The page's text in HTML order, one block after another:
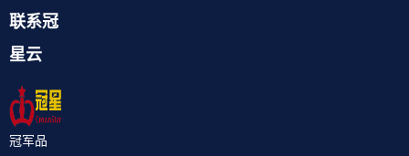
联系冠
星云
冠军品